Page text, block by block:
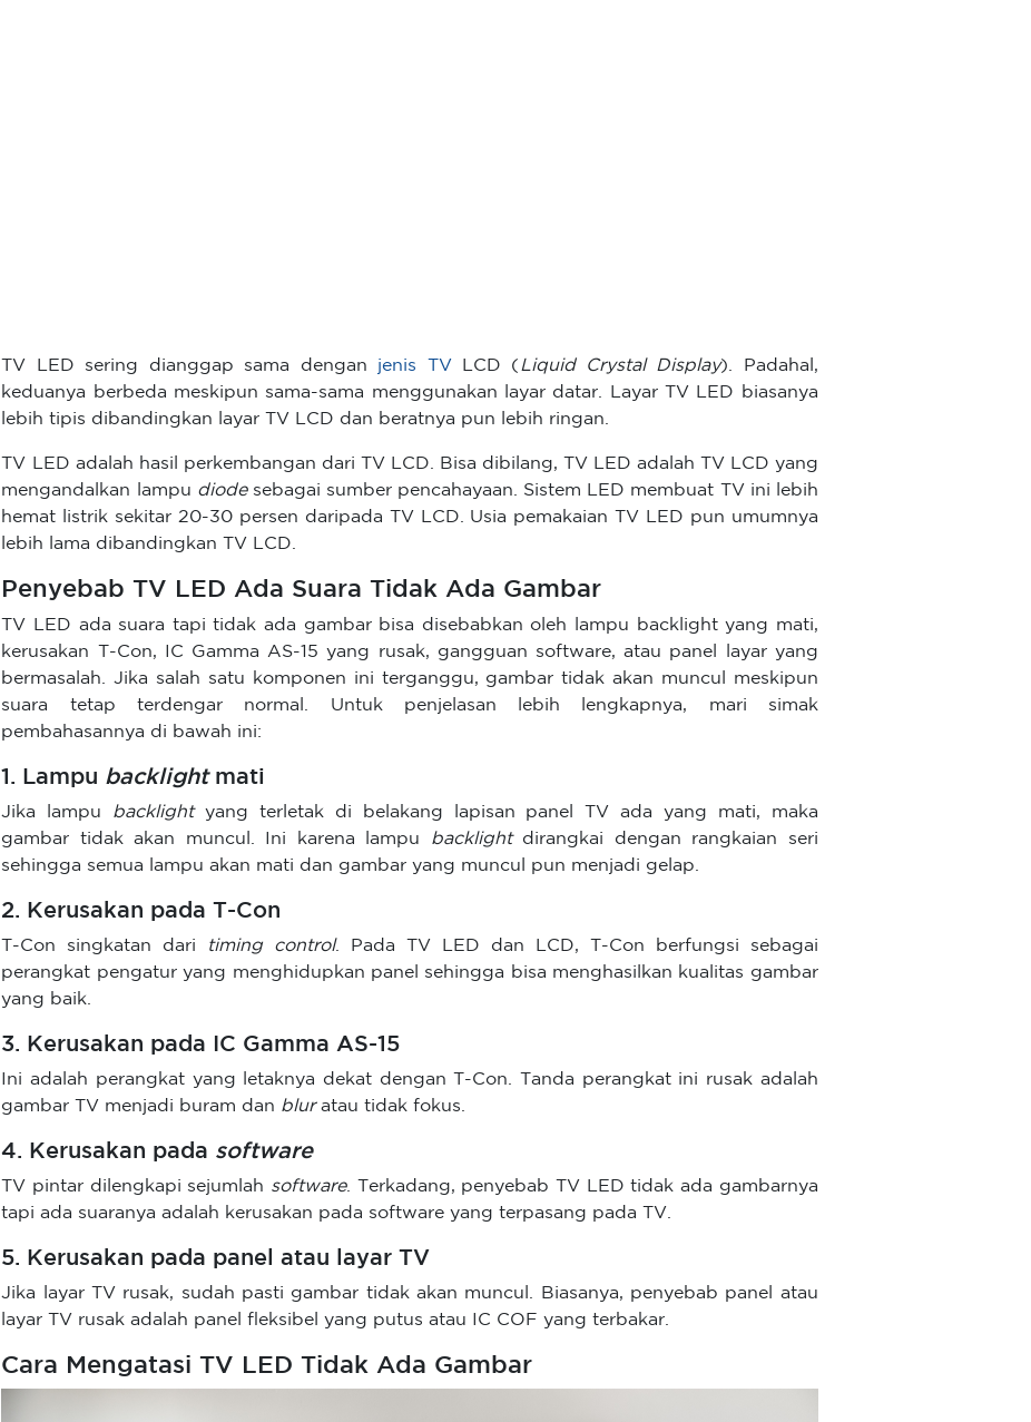
TV LED sering dianggap sama dengan jenis TV LCD ( Liquid Crystal Display). Padahal,
keduanya berbeda meskipun sama-sama menggunakan layar datar. Layar TV LED biasanya
lebih tipis dibandingkan layar TV LCD dan beratnya pun lebih ringan.
TV LED adalah hasil perkembangan dari TV LCD. Bisa dibilang, TV LED adalah TV LCD yang
mengandalkan lampu diode sebagai sumber pencahayaan. Sistem LED membuat TV ini lebih
hemat listrik sekitar 20-30 persen daripada TV LCD. Usia pemakaian TV LED pun umumnya
lebih lama dibandingkan TV LCD.
Penyebab TV LED Ada Suara Tidak Ada Gambar
TV LED ada suara tapi tidak ada gambar bisa disebabkan oleh lampu backlight yang mati,
kerusakan T-Con, IC Gamma AS-15 yang rusak, gangguan software, atau panel layar yang
bermasalah. Jika salah satu komponen ini terganggu, gambar tidak akan muncul meskipun
suara tetap terdengar normal. Untuk penjelasan lebih lengkapnya, mari simak
pembahasannya di bawah ini:
1. Lampu backlight mati
Jika lampu backlightyang terletak di belakang lapisan panel TV ada yang mati, maka
gambar tidak akan muncul. Ini karena lampu backlight dirangkai dengan rangkaian seri
sehingga semua lampu akan mati dan gambar yang muncul pun menjadi gelap.
2. Kerusakan pada T-Con
T-Con singkatan dari timing control. Pada TV LED dan LCD, T-Con berfungsi sebagai
perangkat pengatur yang menghidupkan panel sehingga bisa menghasilkan kualitas gambar
yang baik.
3. Kerusakan pada IC Gamma AS-15
Ini adalah perangkat yang letaknya dekat dengan T-Con. Tanda perangkat ini rusak adalah
gambar TV menjadi buram dan bluratau tidak fokus.
4. Kerusakan pada software
TV pintar dilengkapi sejumlah software. Terkadang, penyebab TV LED tidak ada gambarnya
tapi ada suaranya adalah kerusakan pada software yang terpasang pada TV.
5. Kerusakan pada panel atau layar TV
Jika layar TV rusak, sudah pasti gambar tidak akan muncul. Biasanya, penyebab panel atau
layar TV rusak adalah panel fleksibel yang putus atau IC COF yang terbakar.
Cara Mengatasi TV LED Tidak Ada Gambar